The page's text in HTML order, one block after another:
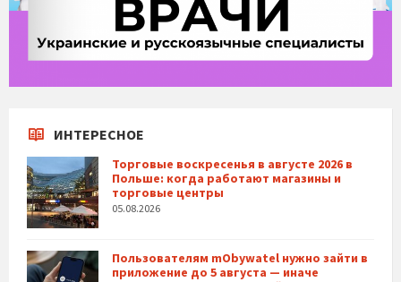
ИНТЕРЕСНОЕ
Торговые воскресенья в августе 2026 в
Польше: когда работают магазины и
торговые центры
05.08.2026
Пользователям mObywatel нужно зайти в
приложение до 5 августа — иначе